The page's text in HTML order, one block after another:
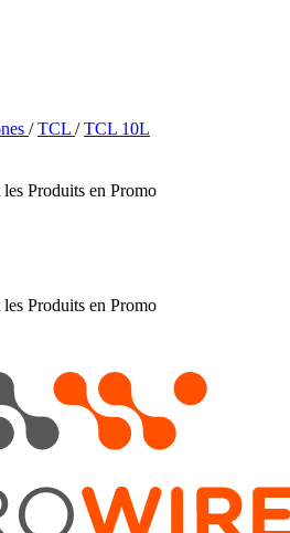
/ TCL / TCL 10L
Produits en Promo
Produits en Promo